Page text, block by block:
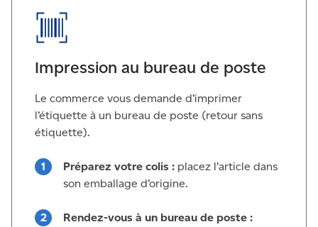
Impression au bureau de poste
Le commerce vous demande d’imprimer
l’étiquette à un bureau de poste (retour sans
étiquette).
Préparez votre colis : placez l’article dans
son emballage d’origine.
Rendez-vous à un bureau de poste :